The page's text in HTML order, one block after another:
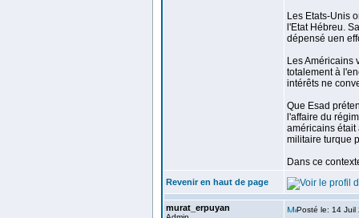
Les Etats-Unis
l'Etat Hébreu.
dépensé uen
Les Américains
totalement à
intérêts ne
Que Esad
l'affaire du
américains était
militaire turque
Dans ce
Revenir en haut de page
murat_erpuyan Posté le: 14 Juil